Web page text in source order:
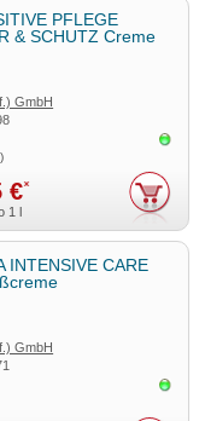
PFLEGE
& SCHUTZ Creme
GmbH
€*
1 l
INTENSIVE CARE
GmbH